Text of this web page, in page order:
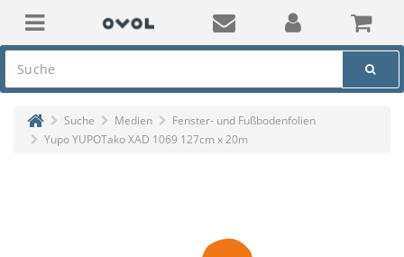
Suche Medien
Fenster- und Fußbodenfolien
Yupo YUPOTako XAD 1069 127cm x 20m